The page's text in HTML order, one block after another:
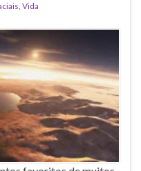
, Vida